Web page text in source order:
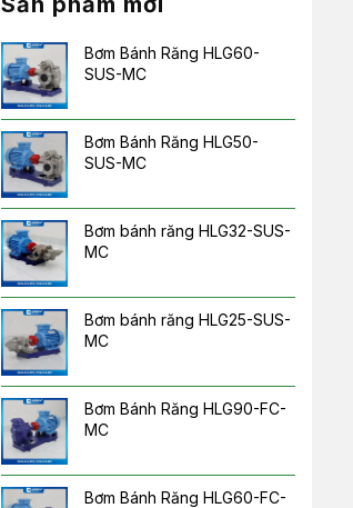
Bơm Bánh Răng HLG60-
SUS-MC
Bơm Bánh Răng HLG50-
SUS-MC
Bơm bánh răng HLG32-SUS-
MC
Bơm bánh răng HLG25-SUS-
MC
Bơm Bánh Răng HLG90-FC-
MC
Bơm Bánh Răng HLG60-FC-